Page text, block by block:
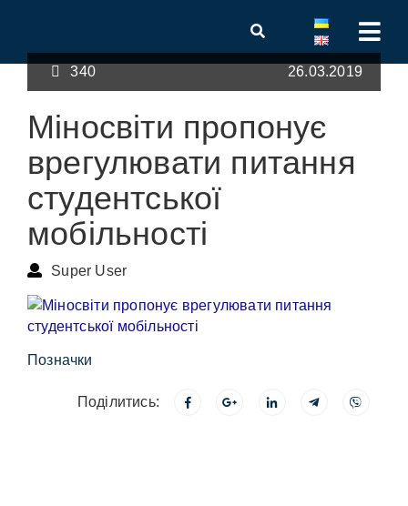
340 26.03.2019
Міносвіти пропонує
врегулювати питання
студентської
мобільності
Super User
Позначки
Поділитись: